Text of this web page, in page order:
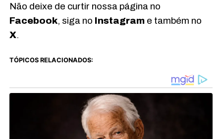
Não deixe de curtir nossa página no
Facebook, siga no Instagrame também no
X.
TÓPICOS RELACIONADOS: